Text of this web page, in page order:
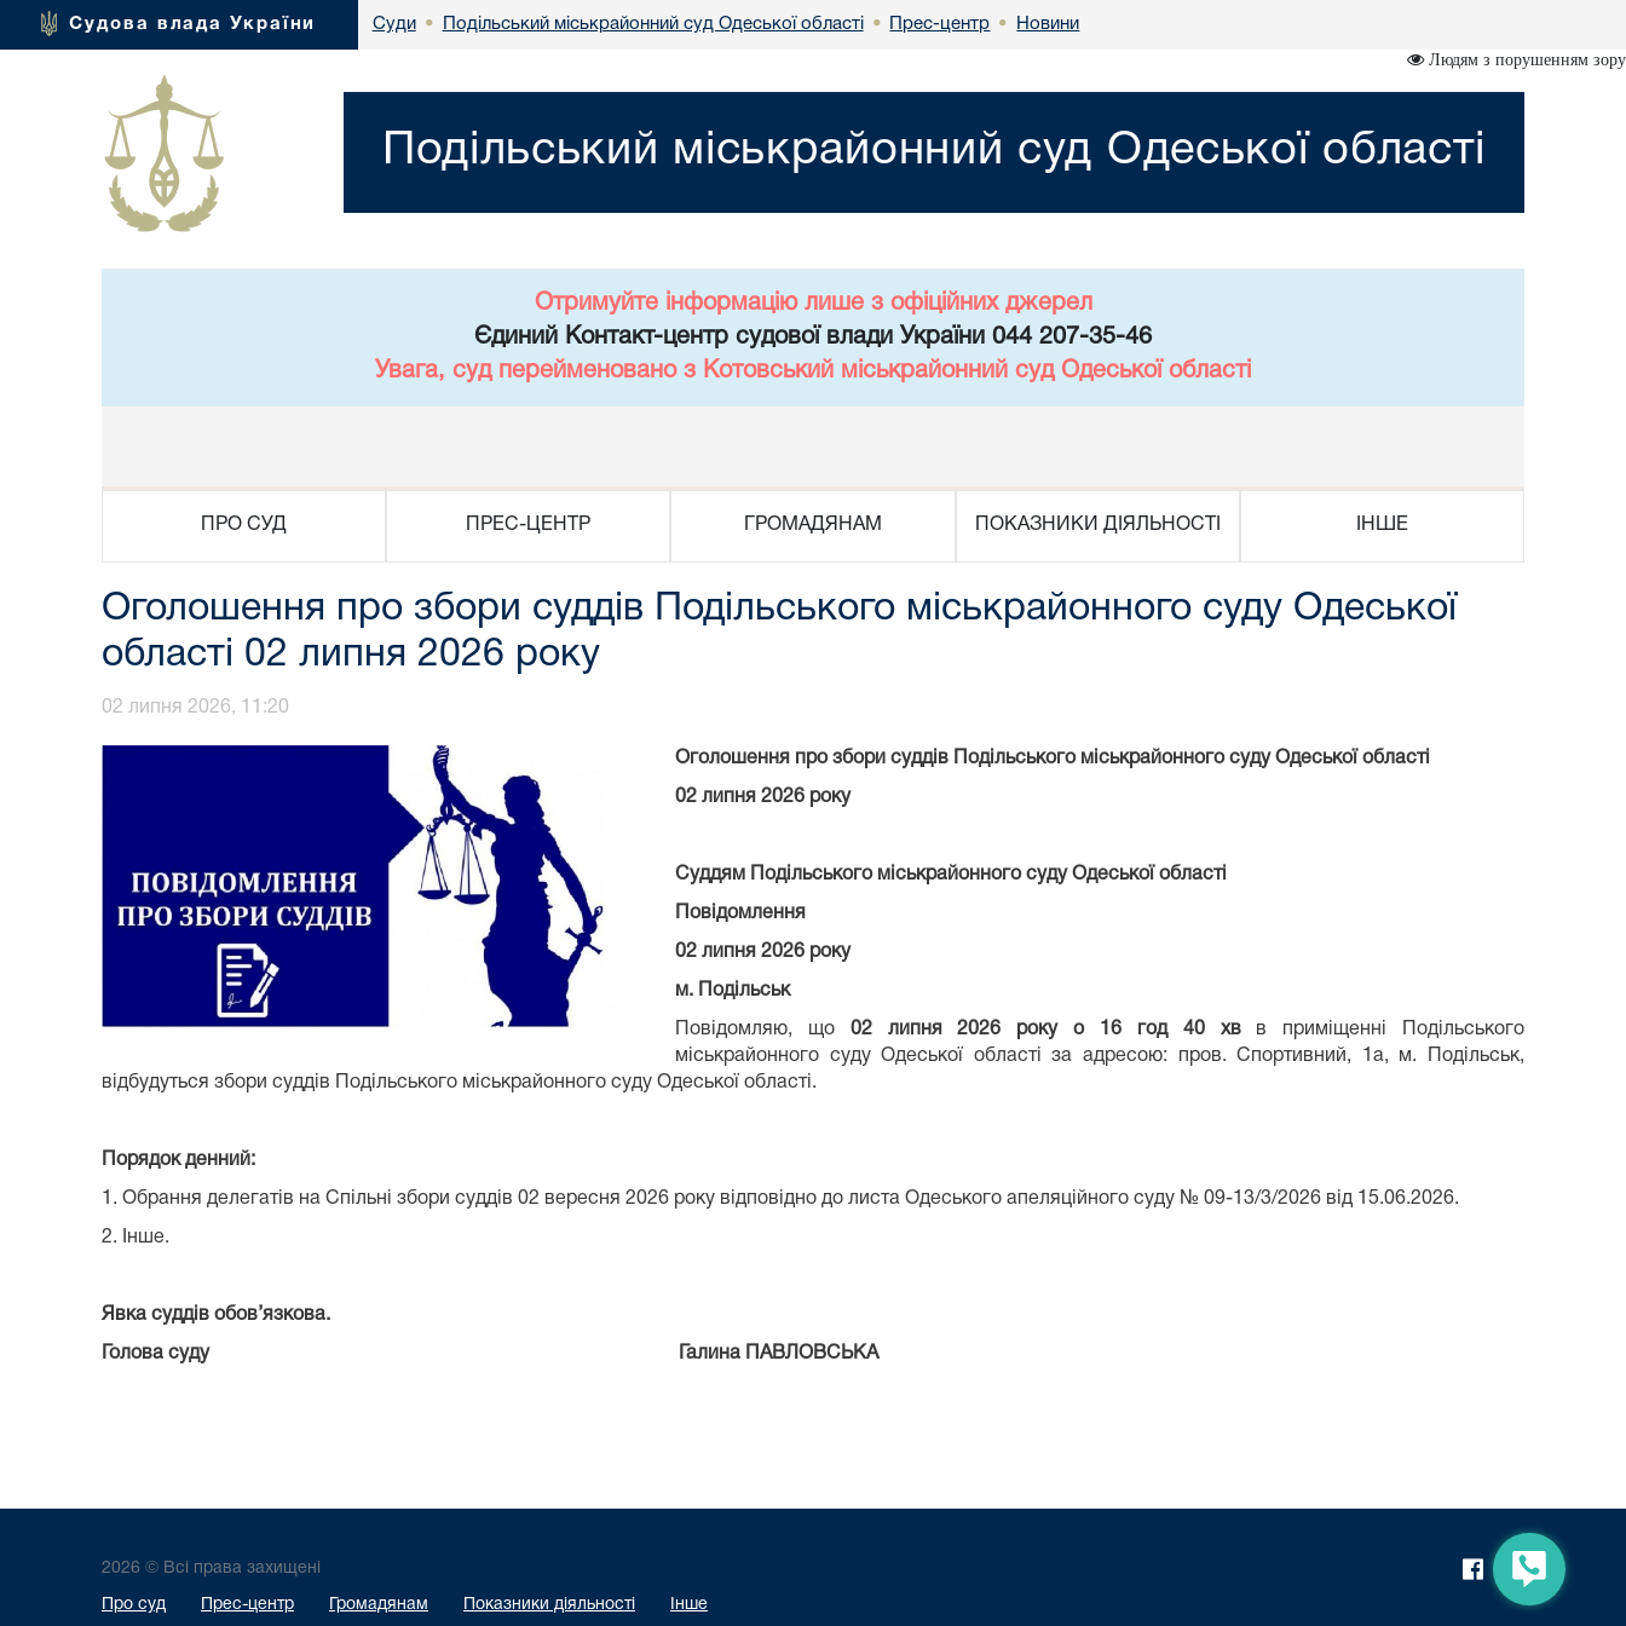
Судова влада України Суди • Подільський міськрайонний суд Одеської області • Прес-центр • Новини
Людям з порушенням зору
Подільський міськрайонний суд Одеської області
Отримуйте інформацію лише з офіційних джерел
Єдиний Контакт-центр судової влади України 044 207-35-46
Увага, суд перейменовано з Котовський міськрайонний суд Одеської області
ПРО СУД ПРЕС-ЦЕНТР ГРОМАДЯНАМ ПОКАЗНИКИ ДІЯЛЬНОСТІ ІНШЕ
Оголошення про збори суддів Подільського міськрайонного суду Одеської
області 02 липня 2026 року
02 липня 2026, 11:20
Оголошення про збори суддів Подільського міськрайонного суду Одеської області
02 липня 2026 року
Суддям Подільського міськрайонного суду Одеської області
Повідомлення
02 липня 2026 року
м. Подільськ
Повідомляю, що 02 липня 2026 рокуо 16 год 40 хвв приміщенні Подільського
міськрайонного суду Одеської області за адресою: пров. Спортивний, 1а, м. Подільськ,
відбудуться збори суддів Подільського міськрайонного суду Одеської області.
Порядок денний:
1. Обрання делегатів на Спільні збори суддів 02 вересня 2026 року відповідно до листа Одеського апеляційного суду № 09-13/3/2026 від 15.06.2026.
2. Інше.
Явка суддів обов’язкова.
Голова суду Галина ПАВЛОВСЬКА
2026 © Всі права захищені
Про суд Прес-центр Громадянам Показники діяльності Інше